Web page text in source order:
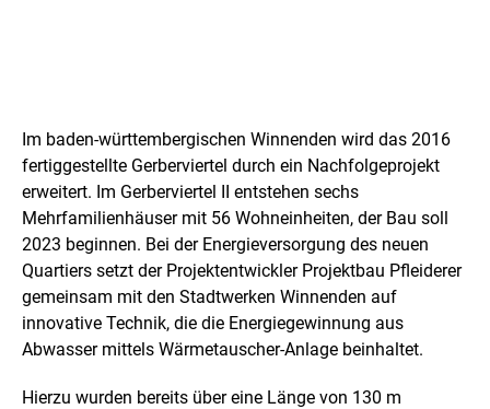
o
j
e
k
t
Im baden-württembergischen Winnenden wird das 2016
fertiggestellte Gerberviertel durch ein Nachfolgeprojekt
erweitert. Im Gerberviertel II entstehen sechs
Mehrfamilienhäuser mit 56 Wohneinheiten, der Bau soll
2023 beginnen. Bei der Energieversorgung des neuen
Quartiers setzt der Projektentwickler Projektbau Pfleiderer
gemeinsam mit den Stadtwerken Winnenden auf
innovative Technik, die die Energiegewinnung aus
Abwasser mittels Wärmetauscher-Anlage beinhaltet.
Hierzu wurden bereits über eine Länge von 130 m